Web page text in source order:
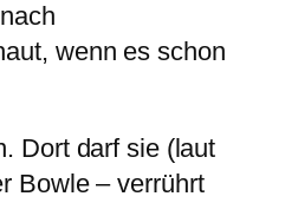
wenn es schon
Dort darf sie (laut
Bowle – verrührt